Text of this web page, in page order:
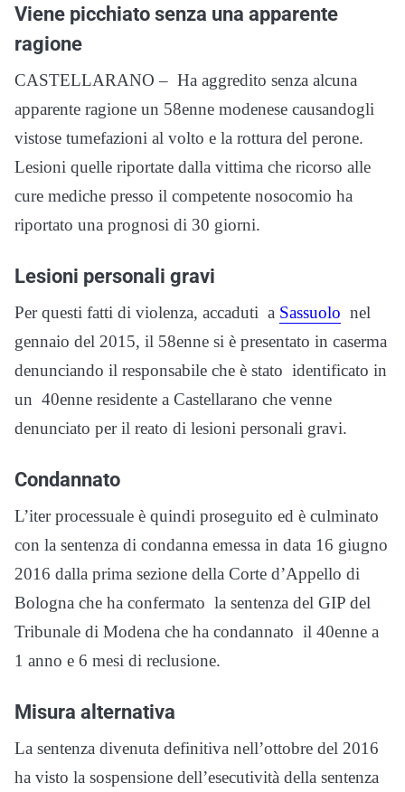
Viene picchiato senza una apparente
ragione
CASTELLARANO – Ha aggredito senza alcuna
apparente ragione un 58enne modenese causandogli
vistose tumefazioni al volto e la rottura del perone.
Lesioni quelle riportate dalla vittima che ricorso alle
cure mediche presso il competente nosocomio ha
riportato una prognosi di 30 giorni.
Lesioni personali gravi
Per questi fatti di violenza, accaduti a Sassuolo nel
gennaio del 2015, il 58enne si è presentato in caserma
denunciando il responsabile che è stato identificato in
un 40enne residente a Castellarano che venne
denunciato per il reato di lesioni personali gravi.
Condannato
L’iter processuale è quindi proseguito ed è culminato
con la sentenza di condanna emessa in data 16 giugno
2016 dalla prima sezione della Corte d’Appello di
Bologna che ha confermato la sentenza del GIP del
Tribunale di Modena che ha condannato il 40enne a
1 anno e 6 mesi di reclusione.
Misura alternativa
La sentenza divenuta definitiva nell’ottobre del 2016
ha visto la sospensione dell’esecutività della sentenza